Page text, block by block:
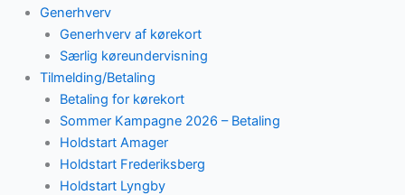
Generhverv
Generhverv af kørekort
Særlig køreundervisning
Tilmelding/Betaling
Betaling for kørekort
Sommer Kampagne 2026 – Betaling
Holdstart Amager
Holdstart Frederiksberg
Holdstart Lyngby